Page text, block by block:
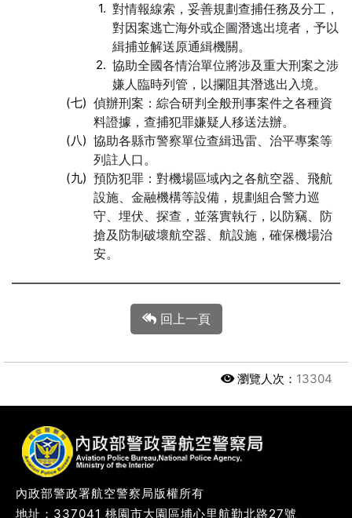
1. 對情報線索，妥善規劃查捕任務及分工，
對因案逃亡海外或企圖潛逃出境者，予以
緝捕並解送原通緝機關。
2. 協助全國各情治單位將涉及重大刑案之涉
嫌人臨時列管，以攔阻其潛逃出入境。
(七) 偵辦刑案：綜合研判全般刑事案件之各種資
料證據，查捕犯罪嫌疑人移送法辦。
(八) 協助各縣市警察單位查緝迅雷、治平專案等
列註人口。
(九) 預防犯罪：對機場區域內之各航空器、飛航
設施、金融機構等設備，規劃組合警力巡
守、埋伏、探查，並落實執行，以防竊、防
搶及防制破壞航空器、航設施，確保機場治
安。
回上一頁
瀏覽人次： 13304
內政部警政署航空警察局版權所有
地址：337041 桃園市大園區埔心里航勤北路27號